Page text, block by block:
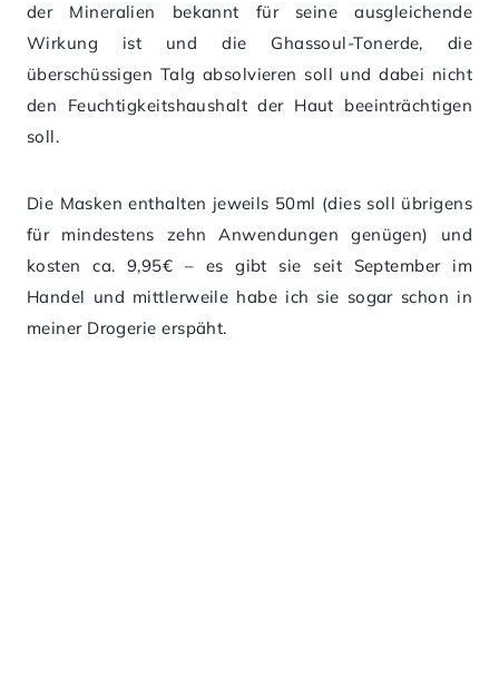
der Mineralien bekannt für seine ausgleichende
Wirkung ist und die Ghassoul-Tonerde, die
überschüssigen Talg absolvieren soll und dabei nicht
den Feuchtigkeitshaushalt der Haut beeinträchtigen
soll.
Die Masken enthalten jeweils 50ml (dies soll übrigens
für mindestens zehn Anwendungen genügen) und
kosten ca. 9,95€ – es gibt sie seit September im
Handel und mittlerweile habe ich sie sogar schon in
meiner Drogerie erspäht.